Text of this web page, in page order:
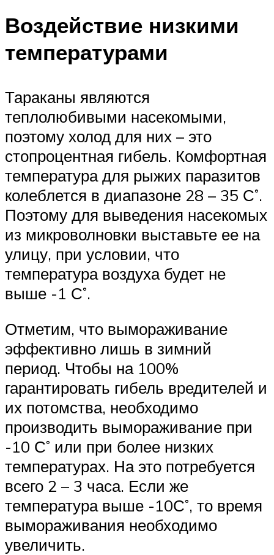
Воздействие низкими
температурами
Тараканы являются
теплолюбивыми насекомыми,
поэтому холод для них – это
стопроцентная гибель. Комфортная
температура для рыжих паразитов
колеблется в диапазоне 28 – 35 С˚.
Поэтому для выведения насекомых
из микроволновки выставьте ее на
улицу, при условии, что
температура воздуха будет не
выше -1 С˚.
Отметим, что вымораживание
эффективно лишь в зимний
период. Чтобы на 100%
гарантировать гибель вредителей и
их потомства, необходимо
производить вымораживание при
-10 С˚ или при более низких
температурах. На это потребуется
всего 2 – 3 часа. Если же
температура выше -10С˚, то время
вымораживания необходимо
увеличить.